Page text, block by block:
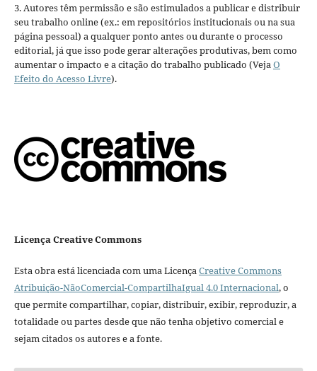
3. Autores têm permissão e são estimulados a publicar e distribuir
seu trabalho online (ex.: em repositórios institucionais ou na sua
página pessoal) a qualquer ponto antes ou durante o processo
editorial, já que isso pode gerar alterações produtivas, bem como
aumentar o impacto e a citação do trabalho publicado (VejaO
Efeito do Acesso Livre).
Licença Creative Commons
Esta obra está licenciada com uma LicençaCreative Commons
Atribuição-NãoComercial-CompartilhaIgual 4.0 Internacional, o
que permite compartilhar, copiar, distribuir, exibir, reproduzir, a
totalidade ou partes desde que não tenha objetivo comercial e
sejam citados os autores e a fonte.